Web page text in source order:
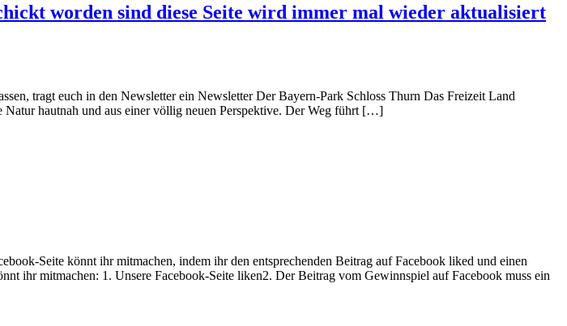
worden sind diese Seite wird immer mal wieder aktualisiert
tragt euch in den Newsletter ein Newsletter Der Bayern-Park Schloss Thurn Das Freizeit Land
hautnah und aus einer völlig neuen Perspektive. Der Weg führt […]
Seite könnt ihr mitmachen, indem ihr den entsprechenden Beitrag auf Facebook liked und einen
ihr mitmachen: 1. Unsere Facebook-Seite liken2. Der Beitrag vom Gewinnspiel auf Facebook muss ein